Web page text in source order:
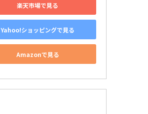
楽天市場で見る
Yahoo!ショッピングで見る
Amazonで見る